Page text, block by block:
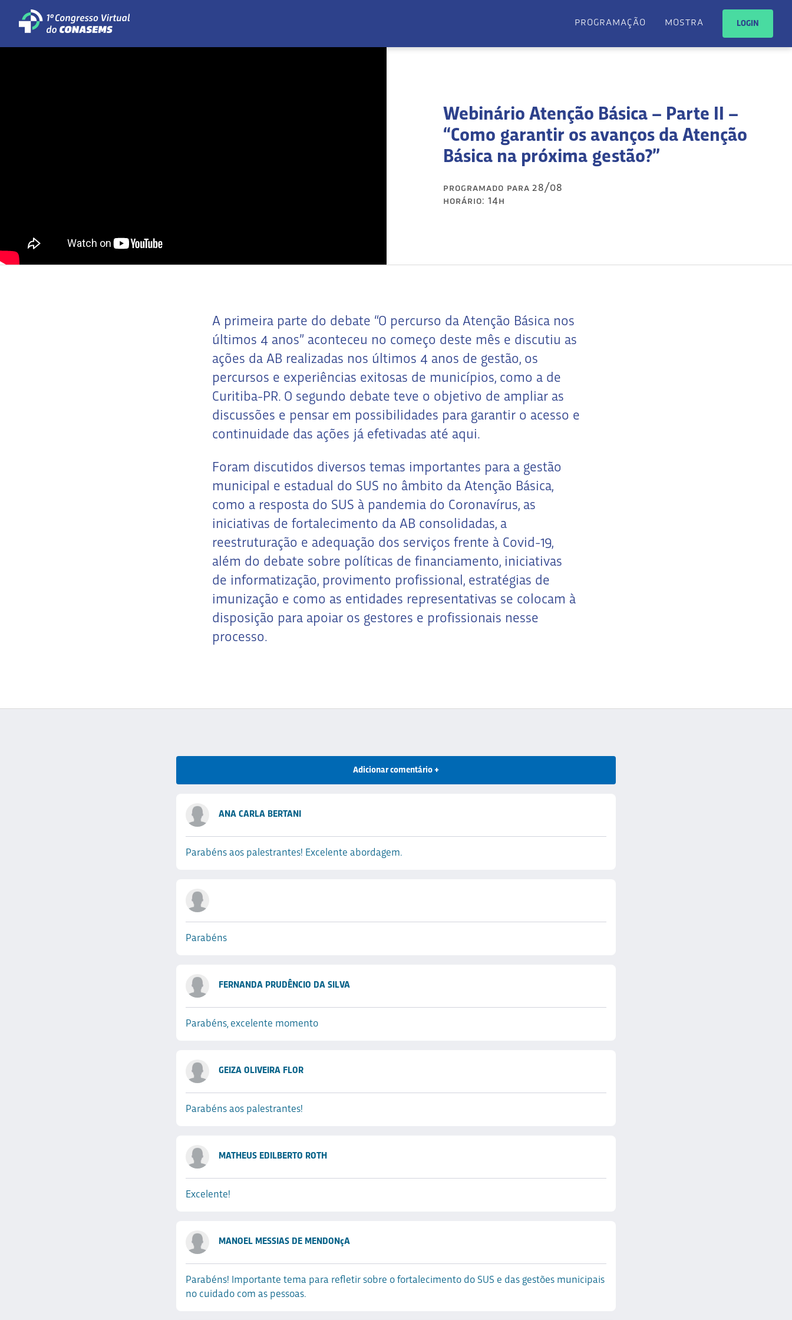
programação mostra LOGIN
Webinário Atenção Básica – Parte II –
“Como garantir os avanços da Atenção
Básica na próxima gestão?”
programado para 28/08
horário: 14h
A primeira parte do debate “O percurso da Atenção Básica nos
últimos 4 anos” aconteceu no começo deste mês e discutiu as
ações da AB realizadas nos últimos 4 anos de gestão, os
percursos e experiências exitosas de municípios, como a de
Curitiba-PR. O segundo debate teve o objetivo de ampliar as
discussões e pensar em possibilidades para garantir o acesso e
continuidade das ações já efetivadas até aqui.
Foram discutidos diversos temas importantes para a gestão
municipal e estadual do SUS no âmbito da Atenção Básica,
como a resposta do SUS à pandemia do Coronavírus, as
iniciativas de fortalecimento da AB consolidadas, a
reestruturação e adequação dos serviços frente à Covid-19,
além do debate sobre políticas de financiamento, iniciativas
de informatização, provimento profissional, estratégias de
imunização e como as entidades representativas se colocam à
disposição para apoiar os gestores e profissionais nesse
processo.
Adicionar comentário +
ANA CARLA BERTANI
Parabéns aos palestrantes! Excelente abordagem.
Parabéns
FERNANDA PRUDÊNCIO DA SILVA
Parabéns, excelente momento
GEIZA OLIVEIRA FLOR
Parabéns aos palestrantes!
MATHEUS EDILBERTO ROTH
Excelente!
MANOEL MESSIAS DE MENDONçA
Parabéns! Importante tema para refletir sobre o fortalecimento do SUS e das gestões municipais
no cuidado com as pessoas.